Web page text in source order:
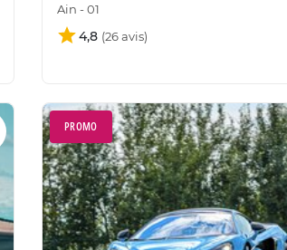
Ain - 01
4,8
PROMO